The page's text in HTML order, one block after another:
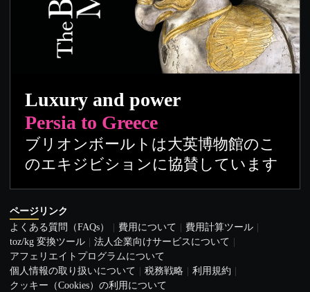
Luxury and power
Persia to Greece
ブリオンボールトは大英博物館のこ
のエキジビションに協賛しています
ページリンク
よくある質問（FAQs）
費用について
費用計算ツール
toz/kg 変換ツール
法人企業向けサービスについて
アフェリエイトプログラムについて
個人情報の取り扱いについて
税務戦略
利用規約
クッキー（Cookies）の利用について